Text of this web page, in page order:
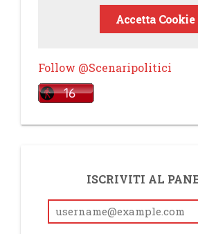
Accetta Cookie
Follow @Scenaripolitici
ISCRIVITI AL